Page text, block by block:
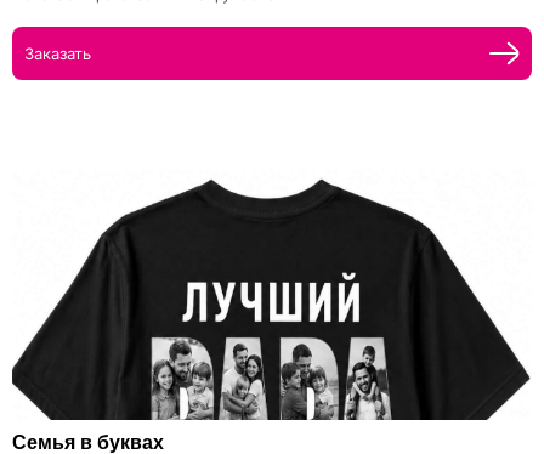
Заказать
Семья в буквах